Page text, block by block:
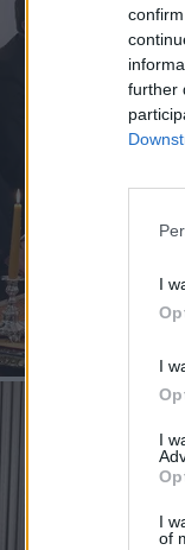
further
I
I
I
I
of